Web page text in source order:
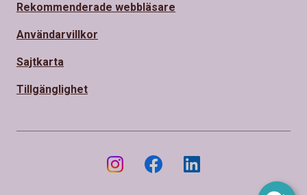
Rekommenderade webbläsare
Användarvillkor
Sajtkarta
Tillgänglighet